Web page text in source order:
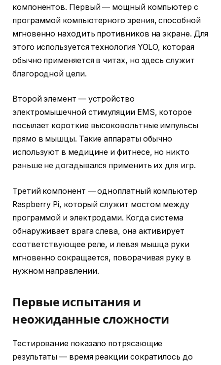
компонентов. Первый — мощный компьютер с
программой компьютерного зрения, способной
мгновенно находить противников на экране. Для
этого используется технология YOLO, которая
обычно применяется в читах, но здесь служит
благородной цели.
Второй элемент — устройство
электромышечной стимуляции EMS, которое
посылает короткие высоковольтные импульсы
прямо в мышцы. Такие аппараты обычно
используют в медицине и фитнесе, но никто
раньше не догадывался применить их для игр.
Третий компонент — одноплатный компьютер
Raspberry Pi, который служит мостом между
программой и электродами. Когда система
обнаруживает врага слева, она активирует
соответствующее реле, и левая мышца руки
мгновенно сокращается, поворачивая руку в
нужном направлении.
Первые испытания и
неожиданные сложности
Тестирование показало потрясающие
результаты — время реакции сократилось до